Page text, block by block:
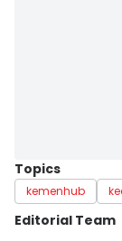
Topics
kemenhub
Editorial Team